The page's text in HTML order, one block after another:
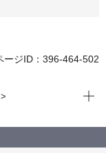
ージID：396-464-502
について
現在